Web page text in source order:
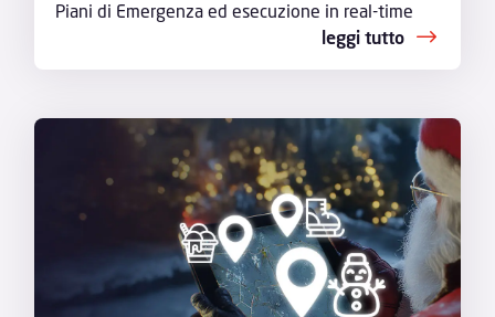
Piani di Emergenza ed esecuzione in real-time
leggi tutto